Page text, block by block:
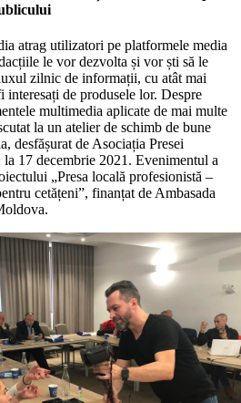
atrag utilizatori pe platformele media
le vor dezvolta și vor ști să le
zilnic de informații, cu atât mai
de produsele lor. Despre
multimedia aplicate de mai multe
la un atelier de schimb de bune
desfășurat de Asociația Presei
17 decembrie 2021. Evenimentul a
„Presa locală profesionistă –
cetățeni”, finanțat de Ambasada